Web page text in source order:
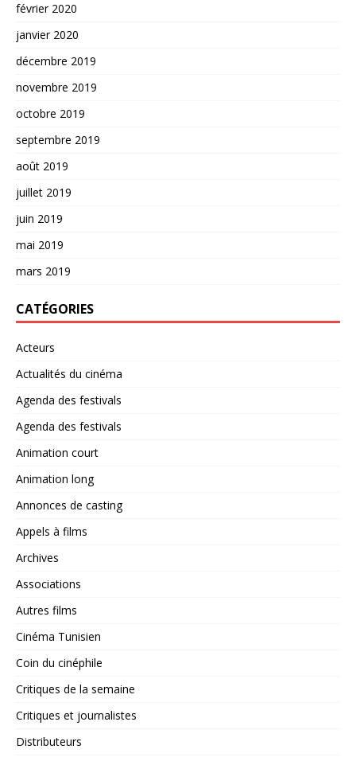
février 2020
janvier 2020
décembre 2019
novembre 2019
octobre 2019
septembre 2019
août 2019
juillet 2019
juin 2019
mai 2019
mars 2019
CATÉGORIES
Acteurs
Actualités du cinéma
Agenda des festivals
Agenda des festivals
Animation court
Animation long
Annonces de casting
Appels à films
Archives
Associations
Autres films
Cinéma Tunisien
Coin du cinéphile
Critiques de la semaine
Critiques et journalistes
Distributeurs